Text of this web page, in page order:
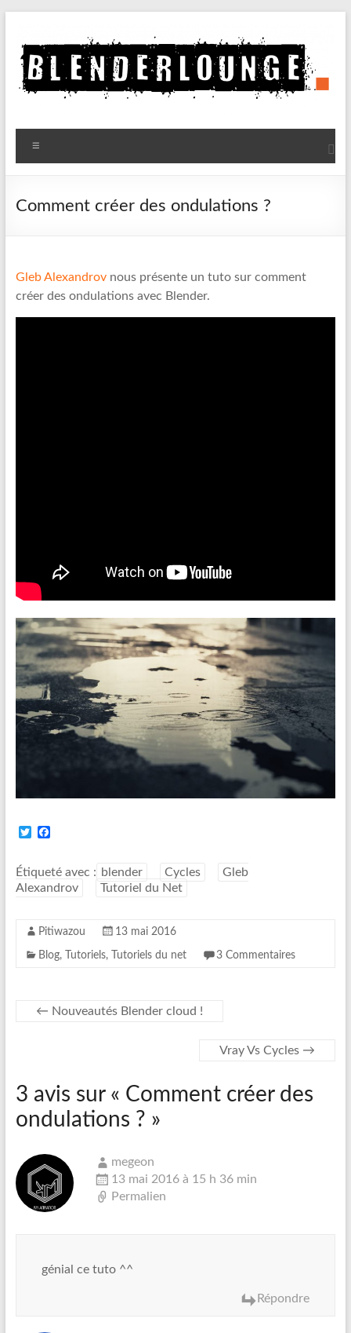
contenu
Blenderlounge
Le
de
Comment créer des ondulations ?
Gleb Alexandrovnous présente un tuto sur comment
créer des ondulations avec Blender.
t
t
e
e
o
Étiqueté avec : blender Cycles
Gleb
Alexandrov
Tutoriel du Net
Pitiwazou 13 mai 2016
Blog, Tutoriels, Tutoriels du net 3 Commentaires
← Nouveautés Blender cloud !
Vray Vs Cycles →
3 avis sur « Comment créer des
ondulations ? »
megeon
13 mai 2016 à 15 h 36 min
Permalien
génial ce tuto ^^
Répondre